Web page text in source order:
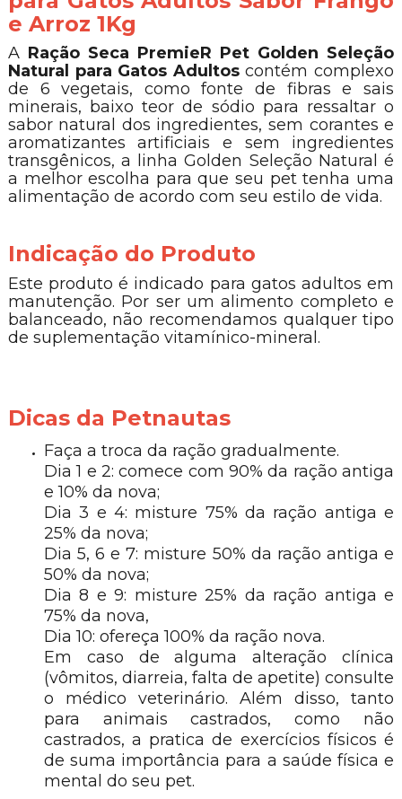
e Arroz 1Kg
A Ração Seca PremieR Pet Golden Seleção
Natural para Gatos Adultoscontém complexo
de 6 vegetais, como fonte de fibras e sais
minerais, baixo teor de sódio para ressaltar o
sabor natural dos ingredientes, sem corantes e
aromatizantes artificiais e sem ingredientes
transgênicos, a linha Golden Seleção Natural é
a melhor escolha para que seu pet tenha uma
alimentação de acordo com seu estilo de vida.
Indicação do Produto
Este produto é indicado para gatos adultos em
manutenção. Por ser um alimento completo e
balanceado, não recomendamos qualquer tipo
de suplementação vitamínico-mineral.
Dicas da Petnautas
Faça a troca da ração gradualmente.
Dia 1 e 2: comece com 90% da ração antiga
e 10% da nova;
Dia 3 e 4: misture 75% da ração antiga e
25% da nova;
Dia 5, 6 e 7: misture 50% da ração antiga e
50% da nova;
Dia 8 e 9: misture 25% da ração antiga e
75% da nova,
Dia 10: ofereça 100% da ração nova.
Em caso de alguma alteração clínica
(vômitos, diarreia, falta de apetite) consulte
o médico veterinário. Além disso, tanto
para animais castrados, como não
castrados, a pratica de exercícios físicos é
de suma importância para a saúde física e
mental do seu pet.